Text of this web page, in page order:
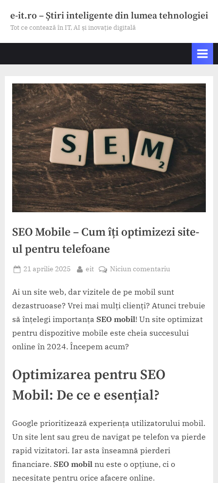
e-it.ro – Știri inteligente din lumea tehnologiei
Tot ce contează în IT, AI și inovație digitală
SEO Mobile – Cum îți optimizezi site-
ul pentru telefoane
Posted
21 aprilie 2025 By
eit Niciun comentariu
Mobile
îți
optimizezi
Ai un site web, dar vizitele de pe mobil sunt
dezastruoase? Vrei mai mulți clienți? Atunci trebuie
să înțelegi importanța SEO mobil! Un site optimizat
pentru dispozitive mobile este cheia succesului
online în 2024. Începem acum?
Optimizarea pentruSEO
Mobil: De ce e esențial?
Google prioritizează experiența utilizatorului mobil.
Un site lent sau greu de navigat pe telefon va pierde
rapid vizitatori. Iar asta înseamnă pierderi
financiare. SEO mobil nu este o opțiune, ci o
necesitate pentru orice afacere online.